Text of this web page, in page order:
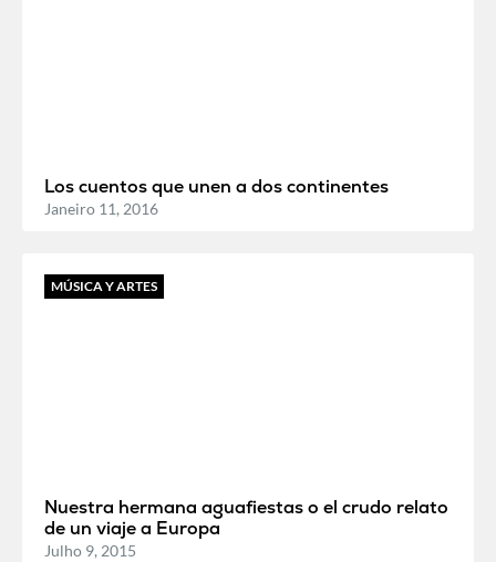
Los cuentos que unen a dos continentes
Janeiro 11, 2016
MÚSICA Y ARTES
Nuestra hermana aguafiestas o el crudo relato
de un viaje a Europa
Julho 9, 2015